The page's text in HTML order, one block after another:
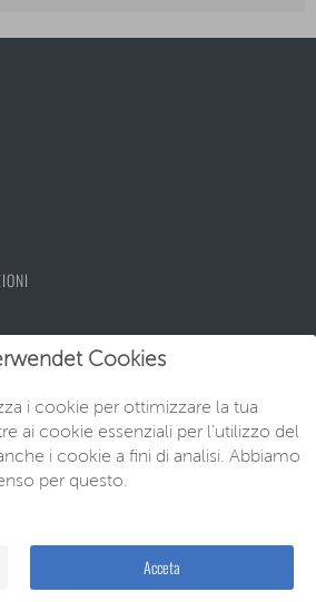
© EU-Neuwagen Knott GmbH
Cookies
i cookie per ottimizzare la tua
ai cookie essenziali per l'utilizzo del
i cookie a fini di analisi. Abbiamo
per questo.
Acceta